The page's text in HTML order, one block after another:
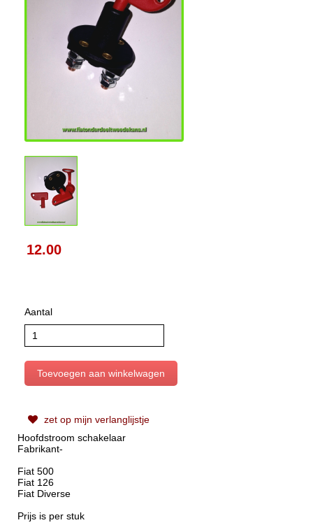
12.00
Aantal
zet op mijn verlanglijstje
Hoofdstroom schakelaar
Fabrikant-
Fiat 500
Fiat 126
Fiat Diverse
Prijs is per stuk